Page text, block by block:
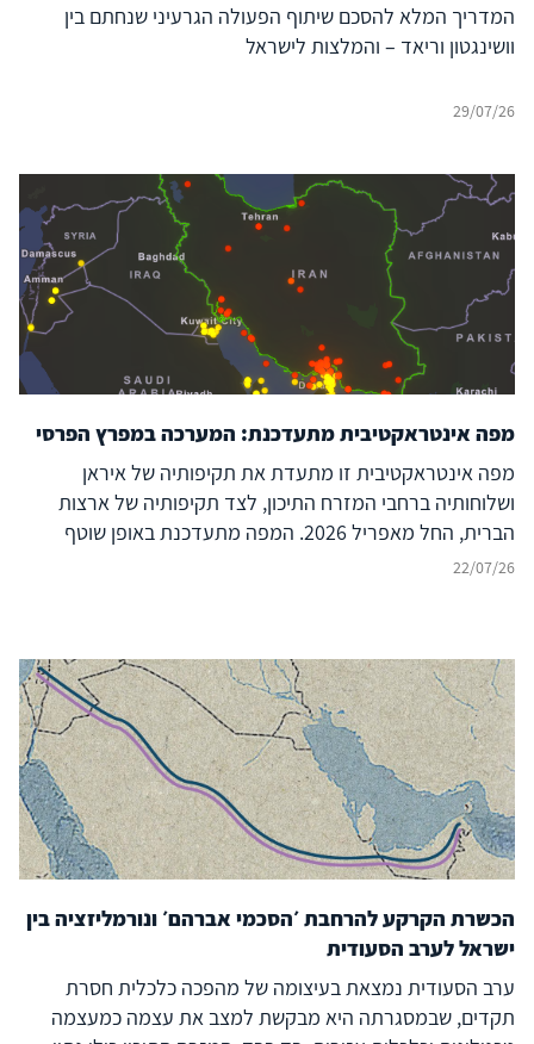
המדריך המלא להסכם שיתוף הפעולה הגרעיני שנחתם בין
וושינגטון וריאד – והמלצות לישראל
29/07/26
מפה אינטראקטיבית מתעדכנת: המערכה במפרץ הפרסי
מפה אינטראקטיבית זו מתעדת את תקיפותיה של איראן
ושלוחותיה ברחבי המזרח התיכון, לצד תקיפותיה של ארצות
הברית, החל מאפריל 2026. המפה מתעדכנת באופן שוטף
22/07/26
הכשרת הקרקע להרחבת ׳הסכמי אברהם׳ ונורמליזציה בין
ישראל לערב הסעודית
ערב הסעודית נמצאת בעיצומה של מהפכה כלכלית חסרת
תקדים, שבמסגרתה היא מבקשת למצב את עצמה כמעצמה